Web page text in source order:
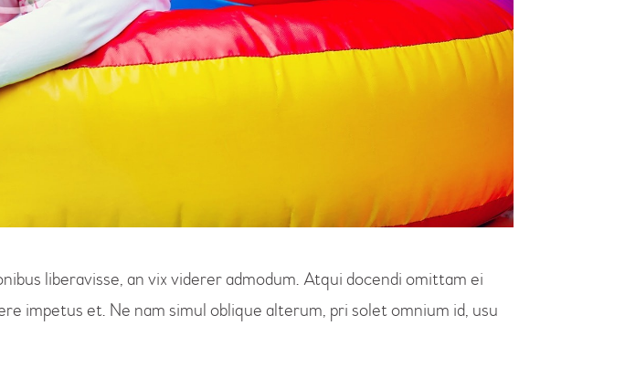
liberavisse, an vix viderer admodum. Atqui docendi omittam ei
impetus et. Ne nam simul oblique alterum, pri solet omnium id, usu